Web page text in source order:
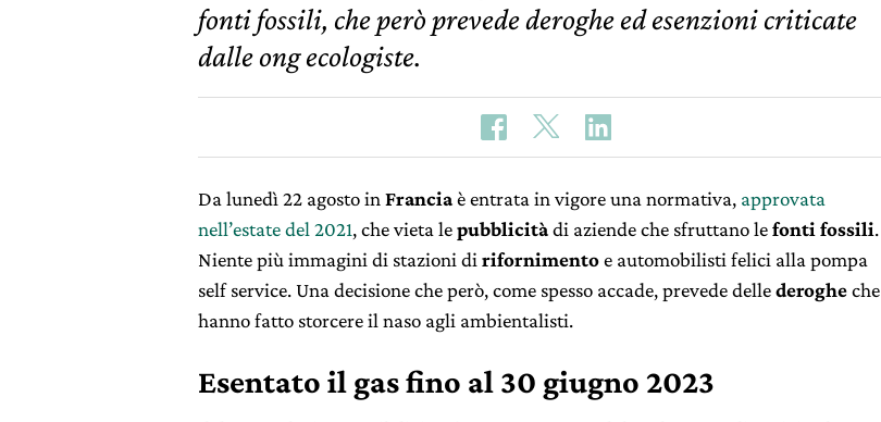
fonti fossili, che però prevede deroghe ed esenzioni criticate
dalle ong ecologiste.
Da lunedì 22 agosto in Franciaè entrata in vigore una normativa, approvata
nell’estate del 2021, che vieta lepubblicitàdi aziende che sfruttano lefonti fossili.
Niente più immagini di stazioni di rifornimentoe automobilisti felici alla pompa
self service. Una decisione che però, come spesso accade, prevede dellederogheche
hanno fatto storcere il naso agli ambientalisti.
Esentato il gas fino al 30 giugno 2023